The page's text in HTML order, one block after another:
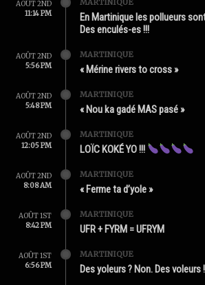
AOÛT 2ND
11:14 PM
En Martinique les pollueurs
Des enculés-es !!!
AOÛT 2ND
5:56 PM
MARTINIQUE
« Mérine rivers to cross »
AOÛT 2ND
5:48 PM
MARTINIQUE
« Nou ka gadé MAS pasé »
AOÛT 2ND
12:05 PM
MARTINIQUE
LOÏC KOKÉ YO !!!
AOÛT 2ND
8:08 AM
MARTINIQUE
« Ferme ta d’yole »
AOÛT 1ST
8:42 PM
MARTINIQUE
UFR + FYRM = UFRYM
AOÛT 1ST
6:56 PM
MARTINIQUE
Des yoleurs ? Non. Des voleurs